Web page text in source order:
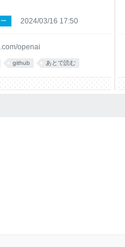
openai
2024/03/16 17:50
github あとで読む